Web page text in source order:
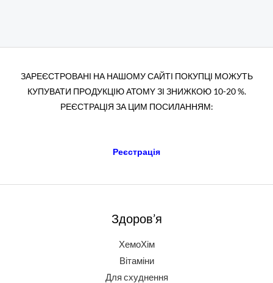
ЗАРЕЄСТРОВАНІ НА НАШОМУ САЙТІ ПОКУПЦІ МОЖУТЬ
КУПУВАТИ ПРОДУКЦІЮ АТОМY ЗІ ЗНИЖКОЮ 10-20 %.
РЕЄСТРАЦІЯ ЗА ЦИМ ПОСИЛАННЯМ:
Реєстрація
Здоров’я
ХемоХім
Вітаміни
Для схуднення